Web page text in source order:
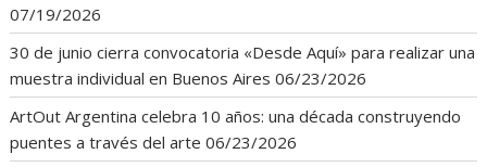
07/19/2026
30 de junio cierra convocatoria «Desde Aquí» para realizar una
muestra individual en Buenos Aires 06/23/2026
ArtOut Argentina celebra 10 años: una década construyendo
puentes a través del arte 06/23/2026